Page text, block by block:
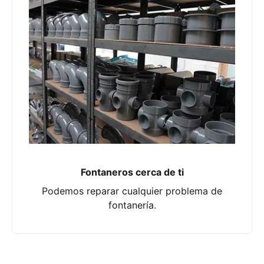
Fontaneros cerca de ti
Podemos reparar cualquier problema de
fontanería.